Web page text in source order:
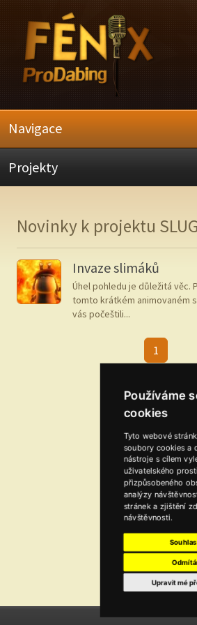
Používáme
cookies
Tyto webové
soubory cookies a
nástroje s cílem
uživatelského
přizpůsobeného
analýzy
stránek a zjištění
návštěvnosti.
Upravit mé
Navigace
Projekty
Novinky k projektu
Invaze slimáků
Úhel pohledu je důležitá věc.
tomto krátkém animovaném
vás počeštili...
1